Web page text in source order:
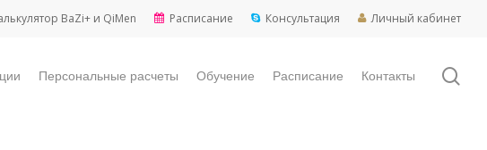
BaZi+ и QiMen Расписание Консультация Личный кабинет
Персональные расчеты Обучение Расписание Контакты